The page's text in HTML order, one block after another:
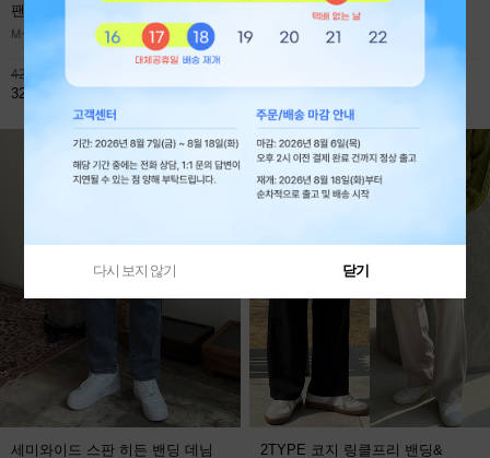
팬츠
M~XL
42,800원
32,800원
M~XL
세미와이드 스판 히든 밴딩 데님
2TYPE 코지 링클프리 밴딩&
다시 보지 않기 닫기